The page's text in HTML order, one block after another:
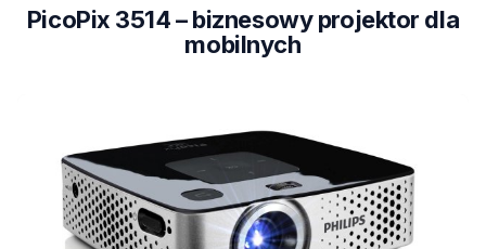
PicoPix 3514 – biznesowy projektor dla
mobilnych